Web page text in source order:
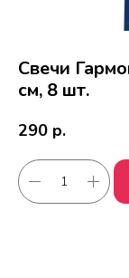
Свечи
см, 8 шт.
290 р.
Работаем с 2010